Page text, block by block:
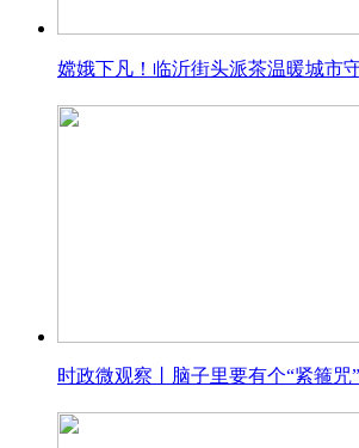
嫦娥下凡！临沂街头派茶温暖城市
时政微观察丨脑子里要有个“紧箍咒”